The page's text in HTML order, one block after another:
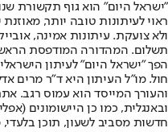
"ישראל היום" הוא גוף תקשורת
ראוי לעיתונות טובה יותר,
ולא צועקת. עיתונות אמינה,
הפך "ישראל היום" לעיתון
חול. מו"ל העיתון היא ד"ר מרים
והעורך המייסד הוא עמוס רגב.
חדשות מסביב לשעון, תוכן בלעדי,